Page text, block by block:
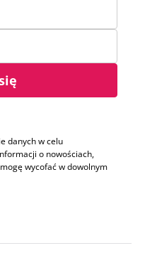
danych w celu
o nowościach,
wycofać w dowolnym